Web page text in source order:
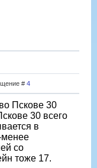
# 4
Пскове 30
30 всего
в
менее
со
тоже 17.